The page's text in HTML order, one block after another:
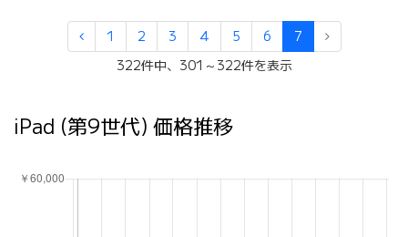
1 2 3 4 5 6
7
322件中、301～322件を表示
iPad (第9世代) 価格推移